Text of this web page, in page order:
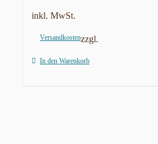
inkl. MwSt.
zzgl.
Versandkosten
In den Warenkorb